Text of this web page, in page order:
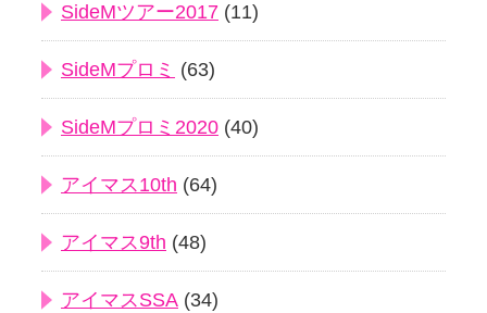
SideMツアー2017 (11)
SideMプロミ (63)
SideMプロミ2020 (40)
アイマス10th (64)
アイマス9th (48)
アイマスSSA (34)